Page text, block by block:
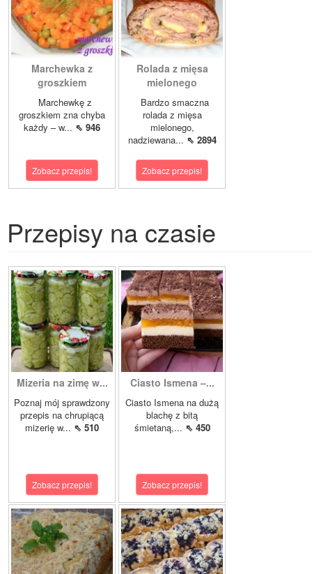
Marchewka z
groszkiem
Marchewkę z
groszkiem zna chyba
każdy – w... ⇖ 946
Zobacz przepis!
Rolada z mięsa
mielonego
Bardzo smaczna
rolada z mięsa
mielonego,
nadziewana... ⇖ 2894
Zobacz przepis!
Przepisy na czasie
Mizeria na zimę w...
Poznaj mój sprawdzony
przepis na chrupiącą
mizerię w... ⇖ 510
Zobacz przepis!
Ciasto Ismena –...
Ciasto Ismena na dużą
blachę z bitą
śmietaną,... ⇖ 450
Zobacz przepis!